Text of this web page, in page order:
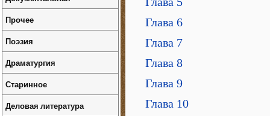
Глава 6
Глава 7
Глава 8
Глава 9
Глава 10
Прочее
Поэзия
Драматургия
Старинное
Деловая литература